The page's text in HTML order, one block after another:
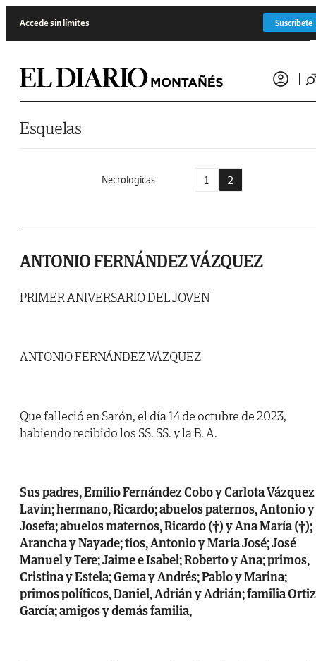
Accede sin límites Suscríbete
Esquelas
Necrologicas 1 2
ANTONIO FERNÁNDEZ VÁZQUEZ
PRIMER ANIVERSARIO DEL JOVEN
ANTONIO FERNÁNDEZ VÁZQUEZ
Que falleció en Sarón, el día 14 de octubre de 2023,
habiendo recibido los SS. SS. y la B. A.
Sus padres, Emilio Fernández Cobo y Carlota Vázquez
Lavín; hermano, Ricardo; abuelos paternos, Antonio y
Josefa; abuelos maternos, Ricardo (†) y Ana María (†);
Arancha y Nayade; tíos, Antonio y María José; José
Manuel y Tere; Jaime e Isabel; Roberto y Ana; primos,
Cristina y Estela; Gema y Andrés; Pablo y Marina;
primos políticos, Daniel, Adrián y Adrián; familia Ortiz
García; amigos y demás familia,